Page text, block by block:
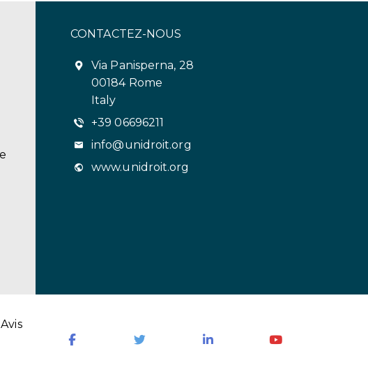
CONTACTEZ-NOUS
Via Panisperna, 28
00184 Rome
Italy
+39 06696211
info@unidroit.org
www.unidroit.org
Avis